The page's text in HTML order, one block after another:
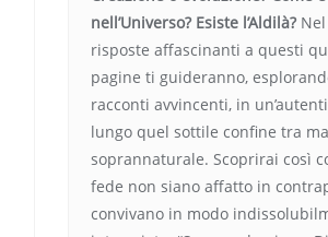
nell’Universo? Esiste l’Aldilà? Nel
risposte affascinanti a questi
pagine ti guideranno,
racconti avvincenti, in
lungo quel sottile confine tra
soprannaturale. Scoprirai così
fede non siano affatto in
convivano in modo